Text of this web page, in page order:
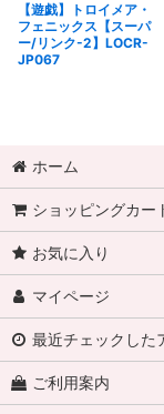
【遊戯】トロイメア・
フェニックス【スーパ
ー/リンク-2】LOCR-
JP067
ホーム
ショッピングカー
お気に入り
マイページ
最近チェックした
ご利用案内